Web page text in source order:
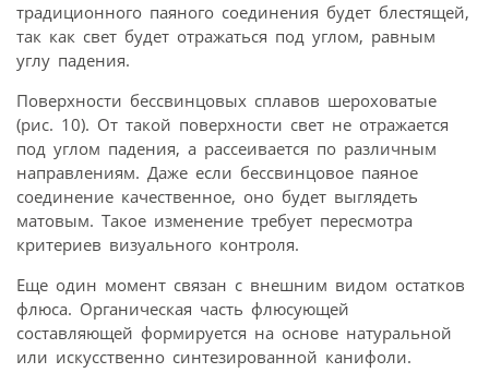
традиционного паяного соединения будет блестящей,
так как свет будет отражаться под углом, равным
углу падения.
Поверхности бессвинцовых сплавов шероховатые
(рис. 10). От такой поверхности свет не отражается
под углом падения, а рассеивается по различным
направлениям. Даже если бессвинцовое паяное
соединение качественное, оно будет выглядеть
матовым. Такое изменение требует пересмотра
критериев визуального контроля.
Еще один момент связан с внешним видом остатков
флюса. Органическая часть флюсующей
составляющей формируется на основе натуральной
или искусственно синтезированной канифоли.